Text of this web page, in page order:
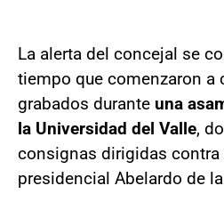
La alerta del concejal se
tiempo que comenzaron a
grabados durante una
la Universidad del Valle,
consignas dirigidas contra
presidencial Abelardo de